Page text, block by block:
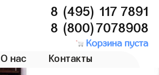
8 (495) 117 7891
8 (800)7078908
Корзина пуста
О нас Контакты